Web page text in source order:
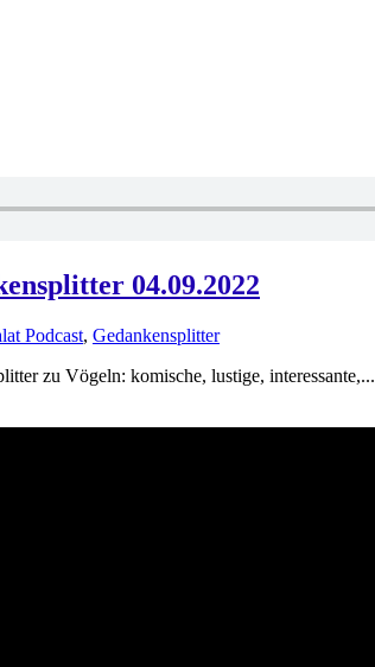
04.09.2022
Podcast, Gedankensplitter
zu Vögeln: komische, lustige, interessante,...